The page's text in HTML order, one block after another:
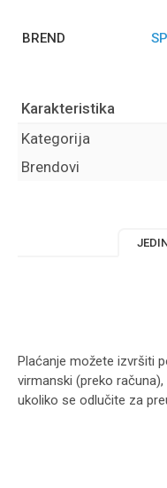
BREND
Karakteristika
Kategorija
Brendovi
Plaćanje možete izvršiti
virmanski (preko
ukoliko se odlučite za